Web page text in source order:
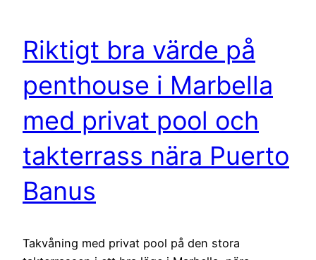
Riktigt bra värde på
penthouse i Marbella
med privat pool och
takterrass nära Puerto
Banus
Takvåning med privat pool på den stora